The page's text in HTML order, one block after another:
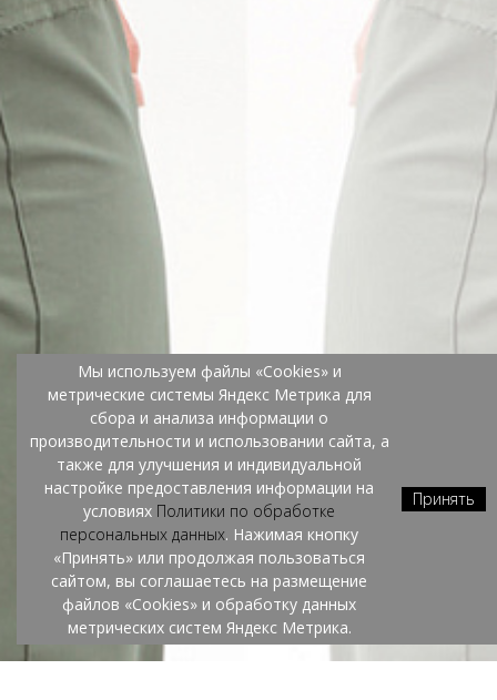
MY REFLECTION
SPRING/SUMMER
СМОТРЕТЬ
Мы используем файлы «Cookies» и
метрические системы Яндекс Метрика для
сбора и анализа информации о
производительности и использовании сайта, а
также для улучшения и индивидуальной
настройке предоставления информации на
условиях Политики по обработке
персональных данных. Нажимая кнопку
«Принять» или продолжая пользоваться
сайтом, вы соглашаетесь на размещение
файлов «Cookies» и обработку данных
метрических систем Яндекс Метрика.
Принять